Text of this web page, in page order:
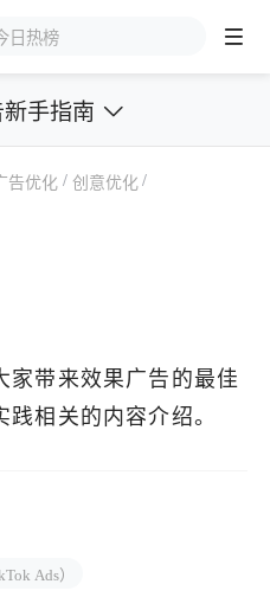
日热榜
手指南
告优化 / 创意优化 /
家带来效果广告的最佳
相关的内容介绍。
Ads）